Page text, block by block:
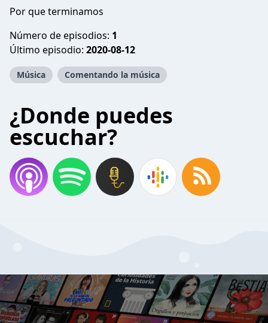
Por que terminamos
Número de episodios: 1
Último episodio: 2020-08-12
Música Comentando la música
¿Donde puedes
escuchar?